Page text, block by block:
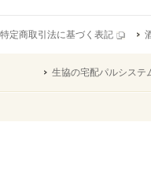
特定商取引法に基づく表記
生協の宅配パルシステ